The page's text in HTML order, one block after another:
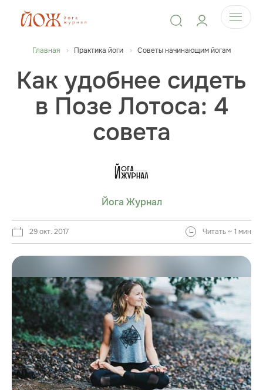
Главная Практика йоги Советы начинающим йогам
Как удобнее сидеть
в Позе Лотоса: 4
совета
Йога Журнал
29 окт. 2017 Читать ~ 1 мин